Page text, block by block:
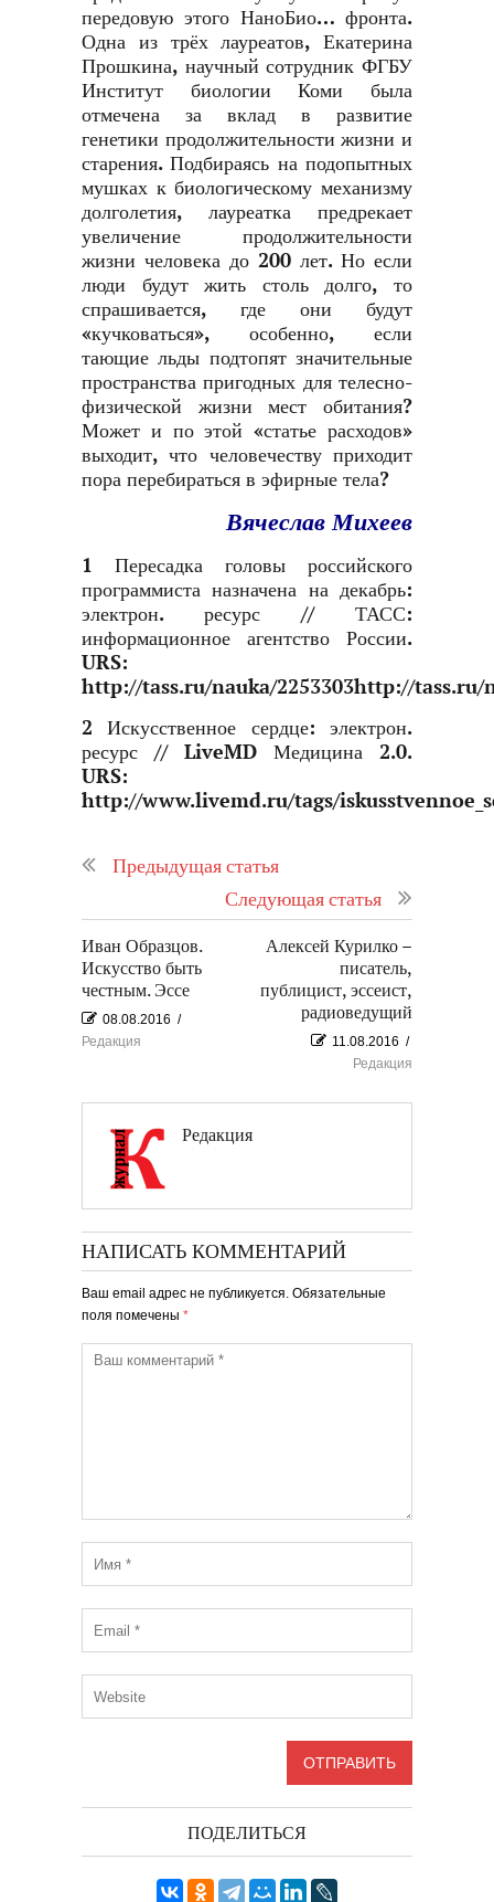
передовую этого НаноБио… фронта.
Одна из трёх лауреатов, Екатерина
Прошкина, научный сотрудник ФГБУ
Институт биологии Коми была
отмечена за вклад в развитие
генетики продолжительности жизни и
старения. Подбираясь на подопытных
мушках к биологическому механизму
долголетия, лауреатка предрекает
увеличение продолжительности
жизни человека до 200 лет. Но если
люди будут жить столь долго, то
спрашивается, где они будут
«кучковаться», особенно, если
тающие льды подтопят значительные
пространства пригодных для телесно-
физической жизни мест обитания?
Может и по этой «статье расходов»
выходит, что человечеству приходит
пора перебираться в эфирные тела?
Вячеслав Михеев
1 Пересадка головы российского
программиста назначена на декабрь:
электрон. ресурс // ТАСС:
информационное агентство России.
URS:
http://tass.ru/nauka/2253303http://tass.ru/
2 Искусственное сердце: электрон.
ресурс // LiveMD Медицина 2.0.
URS:
http://www.livemd.ru/tags/
Предыдущая статья
Следующая статья
Иван Образцов.
Искусство быть
честным. Эссе
08.08.2016 /
Редакция
Алексей Курилко –
писатель,
публицист, эссеист,
радиоведущий
11.08.2016 /
Редакция
Редакция
НАПИСАТЬ КОММЕНТАРИЙ
Ваш email адрес не публикуется. Обязательные
поля помечены *
ПОДЕЛИТЬСЯ